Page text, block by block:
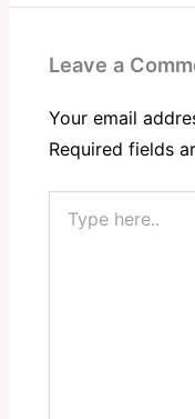
Leave a
Your email
Required fields
here..